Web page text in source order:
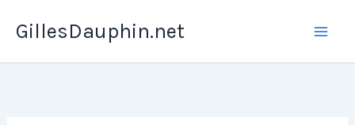
GillesDauphin.net